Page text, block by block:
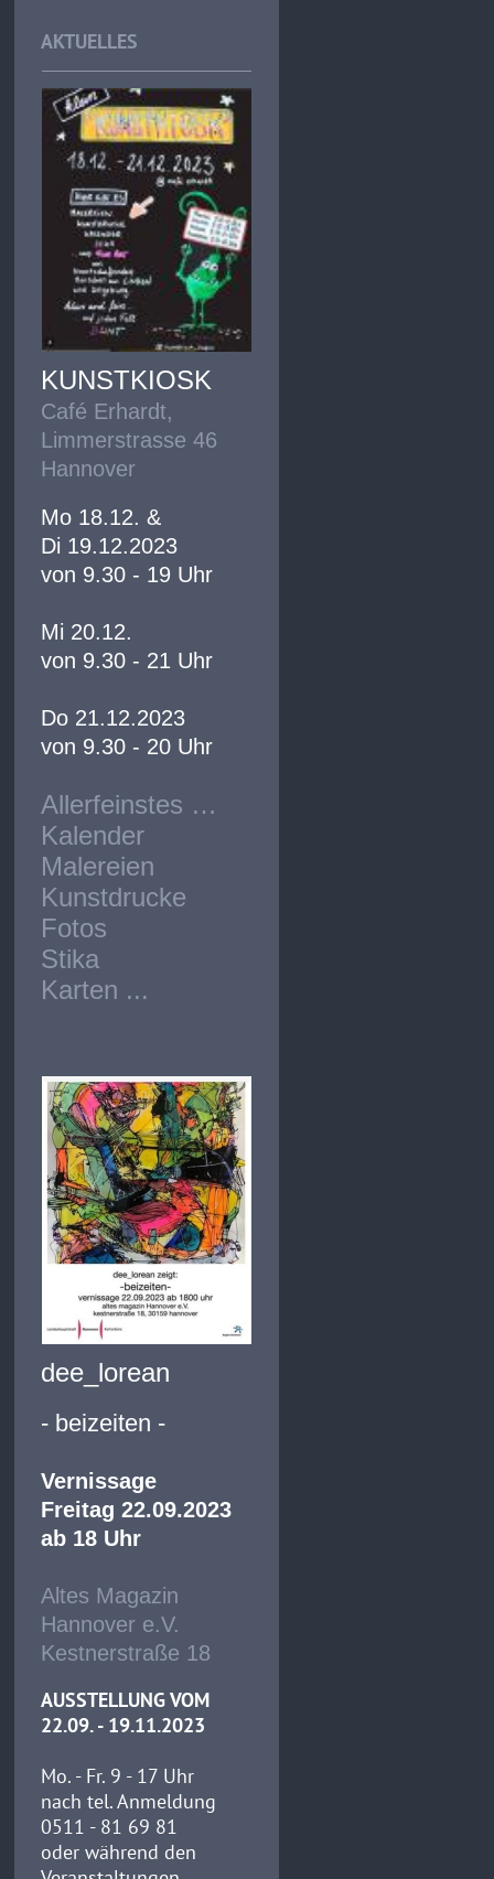
AKTUELLES
KUNSTKIOSK
Café Erhardt,
Limmerstrasse 46
Hannover
Mo 18.12. &
Di 19.12.2023
von 9.30 - 19 Uhr
Mi 20.12.
von 9.30 - 21 Uhr
Do 21.12.2023
von 9.30 - 20 Uhr
Allerfeinstes …
Kalender
Malereien
Kunstdrucke
Fotos
Stika
Karten ...
dee_lorean
- beizeiten -
Vernissage
Freitag 22.09.2023
ab 18 Uhr
Altes Magazin
Hannover e.V.
Kestnerstraße 18
AUSSTELLUNG VOM
22.09. - 19.11.2023
Mo. - Fr. 9 - 17 Uhr
nach tel. Anmeldung
0511 - 81 69 81
oder während den